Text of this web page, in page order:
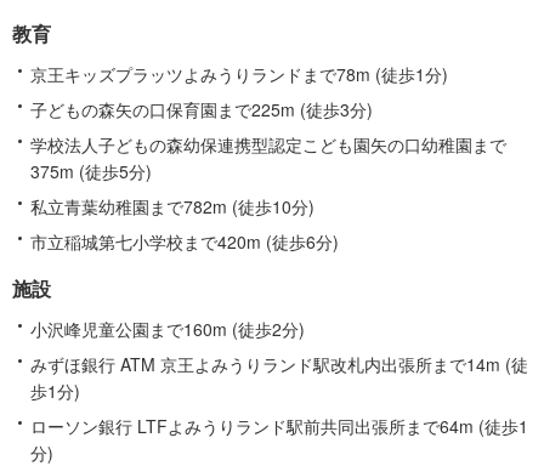
教育
京王キッズプラッツよみうりランドまで78m (徒歩1分)
子どもの森矢の口保育園まで225m (徒歩3分)
学校法人子どもの森幼保連携型認定こども園矢の口幼稚園まで
375m (徒歩5分)
私立青葉幼稚園まで782m (徒歩10分)
市立稲城第七小学校まで420m (徒歩6分)
施設
小沢峰児童公園まで160m (徒歩2分)
みずほ銀行 ATM 京王よみうりランド駅改札内出張所まで14m (徒
歩1分)
ローソン銀行 LTFよみうりランド駅前共同出張所まで64m (徒歩1
分)